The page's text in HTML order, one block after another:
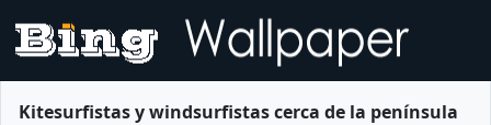
Kitesurfistas y windsurfistas cerca de la península